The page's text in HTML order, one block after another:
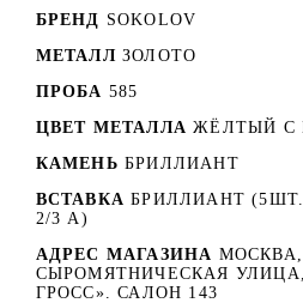
БРЕНД SOKOLOV
МЕТАЛЛ ЗОЛОТО
ПРОБА 585
ЦВЕТ МЕТАЛЛА ЖЁЛТЫЙ С
КАМЕНЬ БРИЛЛИАНТ
ВСТАВКА БРИЛЛИАНТ (5ШТ.,
2/3 А)
АДРЕС МАГАЗИНА
СЫРОМЯТНИЧЕСКАЯ
ГРОСС». САЛОН 143